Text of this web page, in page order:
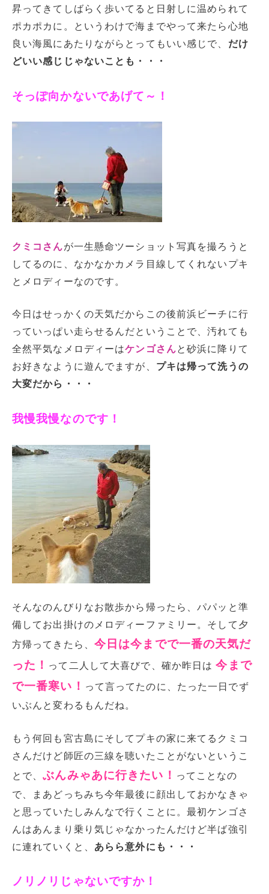
昇ってきてしばらく歩いてると日射しに温められて
ポカポカに。というわけで海までやって来たら心地
良い海風にあたりながらとってもいい感じで、 だけ
どいい感じじゃないことも・・・
そっぽ向かないであげて～！
クミコさんが一生懸命ツーショット写真を撮ろうと
してるのに、なかなかカメラ目線してくれないプキ
とメロディーなのです。
今日はせっかくの天気だからこの後前浜ビーチに行
っていっぱい走らせるんだということで、汚れても
全然平気なメロディーはケンゴさんと砂浜に降りて
お好きなように遊んでますが、 プキは帰って洗うの
大変だから・・・
我慢我慢なのです！
そんなのんびりなお散歩から帰ったら、パパッと準
備してお出掛けのメロディーファミリー。そして夕
方帰ってきたら、 今日は今までで一番の天気だ
った！ って二人して大喜びで、確か昨日は今まで
で一番寒い！ って言ってたのに、たった一日でず
いぶんと変わるもんだね。
もう何回も宮古島にそしてプキの家に来てるクミコ
さんだけど師匠の三線を聴いたことがないというこ
とで、ぶんみゃあに行きたい！ ってことなの
で、まあどっちみち今年最後に顔出しておかなきゃ
と思っていたしみんなで行くことに。最初ケンゴさ
んはあんまり乗り気じゃなかったんだけど半ば強引
に連れていくと、 あらら意外にも・・・
ノリノリじゃないですか！